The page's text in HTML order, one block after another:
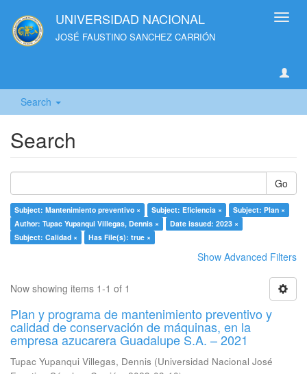
UNIVERSIDAD NACIONAL
JOSÉ FAUSTINO SANCHEZ CARRIÓN
Search
Search
Go
Subject: Mantenimiento preventivo × Subject: Eficiencia ×
Subject: Plan ×
Author: Tupac Yupanqui Villegas, Dennis ×
Date issued: 2023 ×
Subject: Calidad ×
Has File(s): true ×
Show Advanced Filters
Now showing items 1-1 of 1
Plan y programa de mantenimiento preventivo y
calidad de conservación de máquinas, en la
empresa azucarera Guadalupe S.A. – 2021
Tupac Yupanqui Villegas, Dennis (Universidad Nacional José